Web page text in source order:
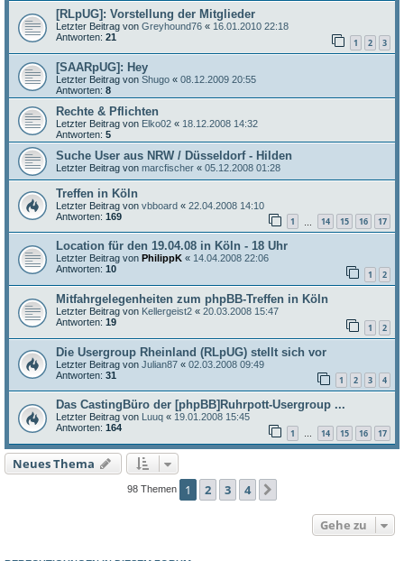
[RLpUG]: Vorstellung der Mitglieder
Letzter Beitrag von Greyhound76 « 16.01.2010 22:18
Antworten: 21 1 2 3
[SAARpUG]: Hey
Letzter Beitrag von Shugo « 08.12.2009 20:55
Antworten: 8
Rechte & Pflichten
Letzter Beitrag von Elko02 « 18.12.2008 14:32
Antworten: 5
Suche User aus NRW / Düsseldorf - Hilden
Letzter Beitrag von marcfischer « 05.12.2008 01:28
Treffen in Köln
Letzter Beitrag von vbboard « 22.04.2008 14:10
Antworten: 169 1 14 15 16 17
Location für den 19.04.08 in Köln - 18 Uhr
Letzter Beitrag von PhilippK « 14.04.2008 22:06
Antworten: 10 1 2
Mitfahrgelegenheiten zum phpBB-Treffen in Köln
Letzter Beitrag von Kellergeist2 « 20.03.2008 15:47
Antworten: 19 1 2
Die Usergroup Rheinland (RLpUG) stellt sich vor
Letzter Beitrag von Julian87 « 02.03.2008 09:49
Antworten: 31 1 2 3 4
Das CastingBüro der [phpBB]Ruhrpott-Usergroup ...
Letzter Beitrag von Luuq « 19.01.2008 15:45
Antworten: 164 1 … 14 15 16 17
Neues Thema
98 Themen 1 2 3 4
Gehe zu